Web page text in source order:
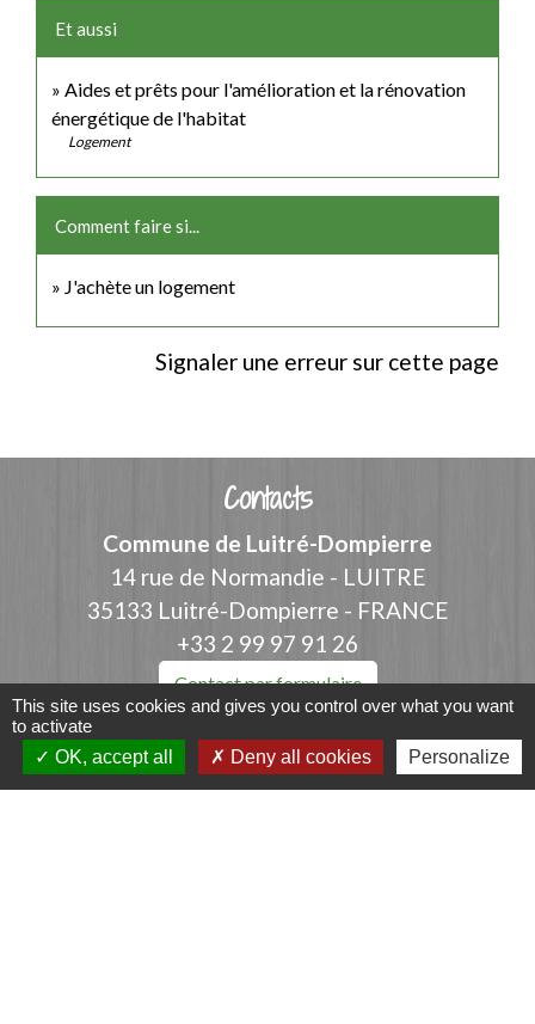
Et aussi
Aides et prêts pour l'amélioration et la rénovation
énergétique de l'habitat
Logement
Comment faire si...
J'achète un logement
Signaler une erreur sur cette page
Contacts
Commune de Luitré-Dompierre
14 rue de Normandie - LUITRE
35133 Luitré-Dompierre - FRANCE
+33 2 99 97 91 26
Contact par formulaire
This site uses cookies and gives you control over what you want
to activate
OK, accept all
Deny all cookies Personalize